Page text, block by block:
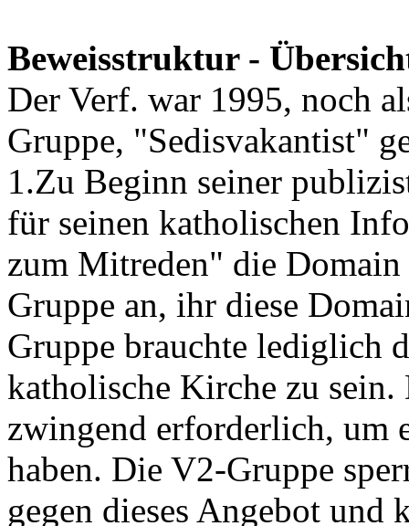
Beweisstruktur -
Der Verf. war 1995, noch
Gruppe, "Sedisvakantist"
1.Zu Beginn seiner
für seinen katholischen
zum Mitreden" die
Gruppe an, ihr diese
Gruppe brauchte lediglich
katholische Kirche zu
zwingend erforderlich, um
haben. Die V2-Gruppe
gegen dieses Angebot und